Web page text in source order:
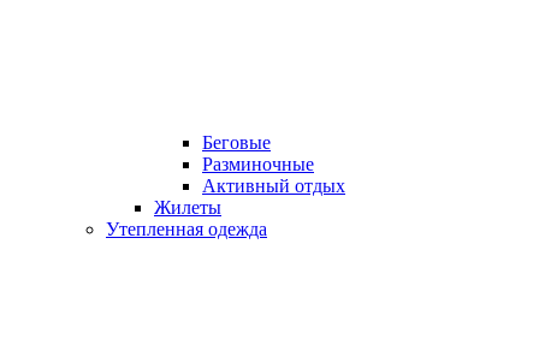
Беговые
Разминочные
Активный отдых
Жилеты
Утепленная одежда